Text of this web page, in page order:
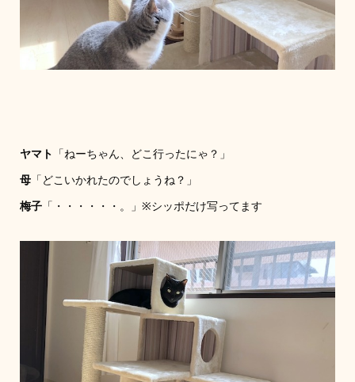
ヤマト 「ねーちゃん、どこ行ったにゃ？」
母「どこいかれたのでしょうね？」
梅子「・・・・・・。」※シッポだけ写ってます